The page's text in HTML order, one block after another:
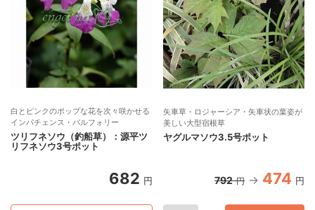
白とピンクのポップな花を次々咲かせる
インパチェンス・バルフォリー
ツリフネソウ（釣船草）：源平ツ
リフネソウ3号ポット
682 円
矢車草・ロジャーシア・矢車状の葉姿が
美しい大型宿根草
ヤグルマソウ3.5号ポット
792 円 474 円